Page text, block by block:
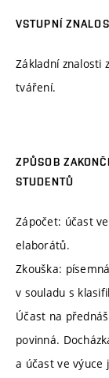
VSTUPNÍ
Základní znalosti
tváření.
ZPŮSOB
STUDENTŮ
Zápočet: účast
elaborátů.
Zkouška:
v souladu s
Účast na
povinná.
a účast ve výuce